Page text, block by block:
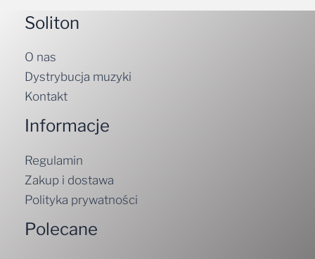
Soliton
O nas
Dystrybucja muzyki
Kontakt
Informacje
Regulamin
Zakup i dostawa
Polityka prywatności
Polecane